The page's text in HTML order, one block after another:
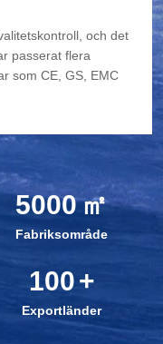
och det
passerat flera
som CE, GS, EMC
5000㎡
Fabriksområde
100+
Exportländer